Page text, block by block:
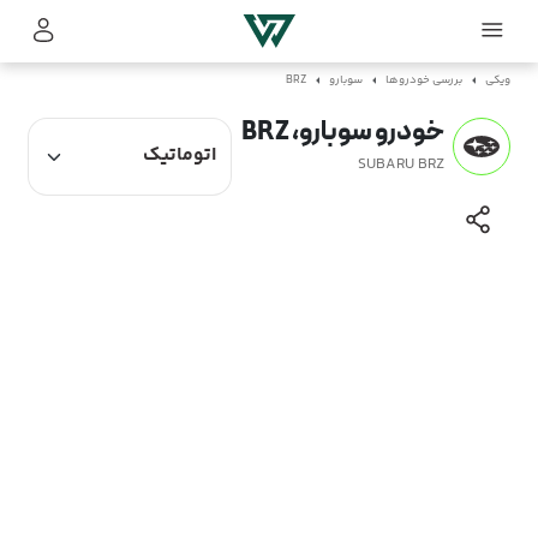
ویکی بررسی خودروها سوبارو BRZ
خودرو سوبارو، BRZ
SUBARU BRZ